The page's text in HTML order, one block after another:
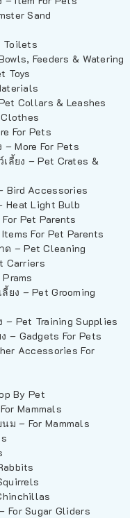
Sand
Toilets
Feeders & Watering
Toys
Collars & Leashes
For Pets
More For Pets
ลี้ยง – Pet Crates &
Bird Accessories
Heat Light Bulb
Pet Parents
For Pet Parents
– Pet Cleaning
Carriers
ยง – Pet Grooming
– Pet Training Supplies
– Gadgets For Pets
Accessories For
By Pet
Mammals
ม – For Mammals
For Sugar Gliders